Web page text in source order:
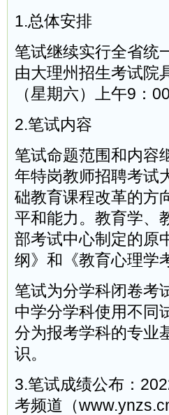
1.总体安排
笔试继续实行全省统
由大理州招生考试院
（星期六）上午9：
2.笔试内容
笔试命题范围和内容
年特岗教师招聘考试
础教育课程改革的方
平和能力。教育学、
部考试中心制定的原
纲》和《教育心理学
笔试为分学科闭卷考
中学分学科使用不同
分为报考学科的专业
识。
3.笔试成绩公布：
考频道（